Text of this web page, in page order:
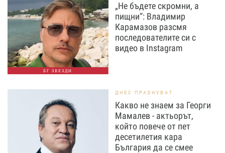
БГ ЗВЕЗДИ
„Не бъдете скромни, а
пищни“: Владимир
Карамазов разсмя
последователите си с
видео в Instagram
ДНЕС ПРАЗНУВАТ
Какво не знаем за Георги
Мамалев - актьорът,
който повече от пет
десетилетия кара
България да се смее